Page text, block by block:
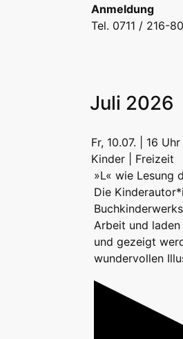
Anmeldung
Tel. 0711 / 216-
Juli 2026
Fr, 10.07. | 16
Kinder | Freizeit
»L« wie Lesung
Die
Arbeit und
und gezeigt
wundervollen